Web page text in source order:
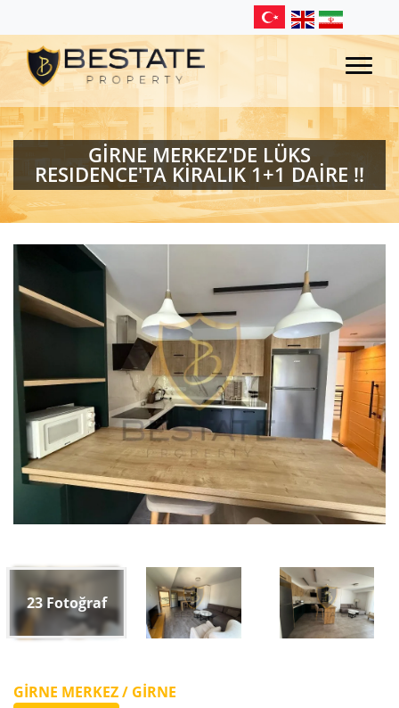
GİRNE MERKEZ'DE LÜKS
RESIDENCE'TA KİRALIK 1+1 DAİRE !!
23 Fotoğraf
GIRNE MERKEZ / GİRNE